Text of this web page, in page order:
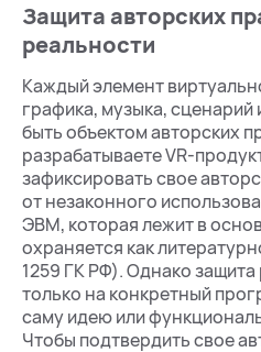
Защита авторских
реальности
Каждый элемент
графика, музыка,
быть объектом авторских
разрабатываете VR-
зафиксировать свое
от незаконного
ЭВМ, которая лежит в
охраняется как
1259 ГК РФ). Однако
только на конкретный
саму идею или
Чтобы подтвердить свое